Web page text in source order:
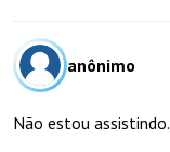
anônimo
Não estou assistindo.